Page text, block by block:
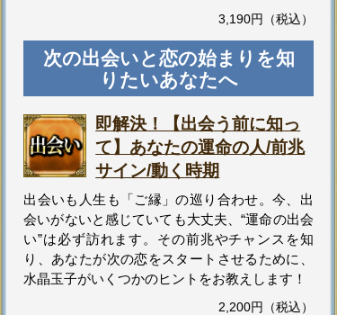
3,190円（税込）
次の出会いと恋の始まりを知
りたいあなたへ
即解決！【出会う前に知っ
て】あなたの運命の人/前兆
サイン/動く時期
出会いも人生も「ご縁」の巡り合わせ。今、出
会いがないと感じていても大丈夫、“運命の出会
い”は必ず訪れます。その前兆やチャンスを知
り、あなたが次の恋をスタートさせるために、
水晶玉子がいくつかのヒントをお教えします！
2,200円（税込）